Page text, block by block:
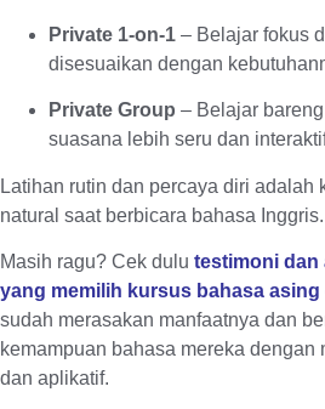
Private 1-on-1 – Belajar fokus
disesuaikan dengan
Private Group – Belajar
suasana lebih seru dan
Latihan rutin dan percaya diri adalah
natural saat berbicara bahasa Inggris.
Masih ragu? Cek dulu testimoni dan
yang memilih kursus bahasa asing
sudah merasakan manfaatnya dan
kemampuan bahasa mereka dengan
dan aplikatif.